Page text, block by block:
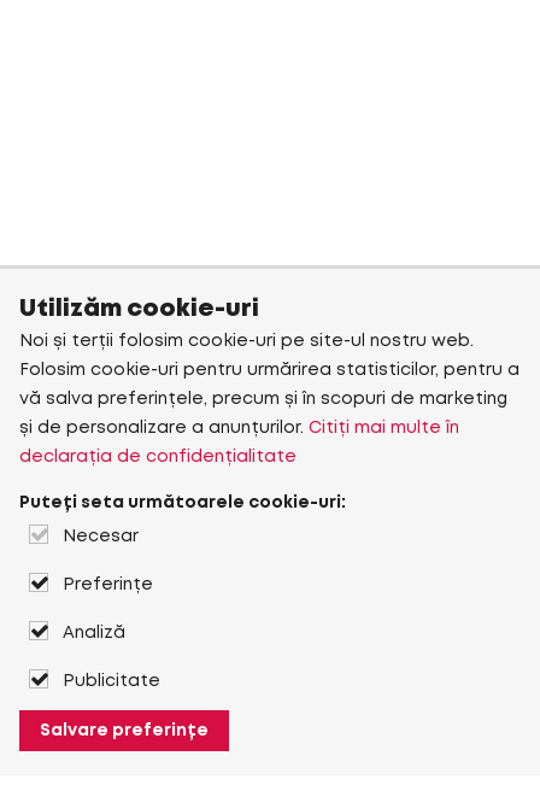
Utilizăm cookie-uri
Noi și terții folosim cookie-uri pe site-ul nostru web.
Folosim cookie-uri pentru urmărirea statisticilor, pentru a
vă salva preferințele, precum și în scopuri de marketing
și de personalizare a anunțurilor. Citiți mai multe în
declarația de confidențialitate
Puteți seta următoarele cookie-uri:
Necesar
Preferințe
Analiză
Publicitate
Salvare preferințe